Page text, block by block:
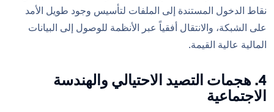
نقاط الدخول المستندة إلى الملفات لتأسيس وجود طويل الأمد
على الشبكة، والانتقال أفقياً عبر الأنظمة للوصول إلى البيانات
المالية عالية القيمة.
4. هجمات التصيد الاحتيالي والهندسة
الاجتماعية